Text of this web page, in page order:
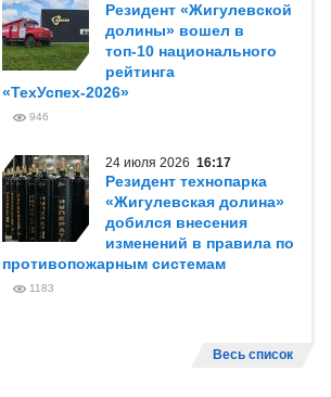
Резидент «Жигулевской
долины» вошел в
топ-10 национального
рейтинга
«ТехУспех-2026»
946
24 июля 2026 16:17
Резидент технопарка
«Жигулевская долина»
добился внесения
изменений в правила по
противопожарным системам
1183
Весь список